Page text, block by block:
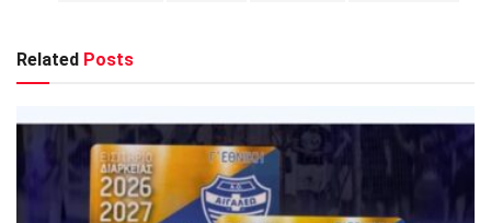
Related Posts